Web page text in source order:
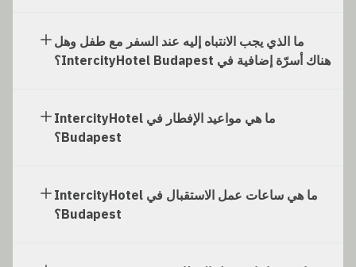
ما الذي يجب الانتباه إليه عند السفر مع طفل وهل
هناك أسرّة إضافية في IntercityHotel Budapest؟
ما هي مواعيد الإفطار في IntercityHotel
Budapest؟
ما هي ساعات عمل الاستقبال في IntercityHotel
Budapest؟